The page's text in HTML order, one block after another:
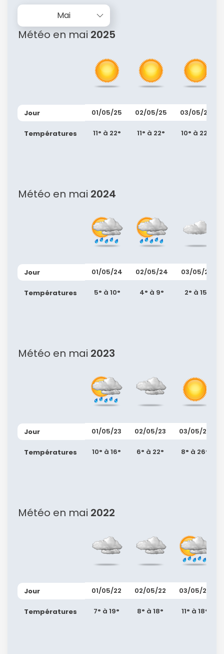
Mai
Météo en mai 2025
Jour
Températures
01/05/25
11° à 22°
02/05/25
11° à 22°
03/05/25
10° à 22°
Météo en mai 2024
Jour
Températures
01/05/24
5° à 10°
02/05/24
4° à 9°
03/05/24
2° à 15°
Météo en mai 2023
Jour
Températures
01/05/23
10° à 16°
02/05/23
6° à 22°
03/05/23
8° à 26°
Météo en mai 2022
Jour
Températures
01/05/22
7° à 19°
02/05/22
8° à 18°
03/05/22
11° à 18°